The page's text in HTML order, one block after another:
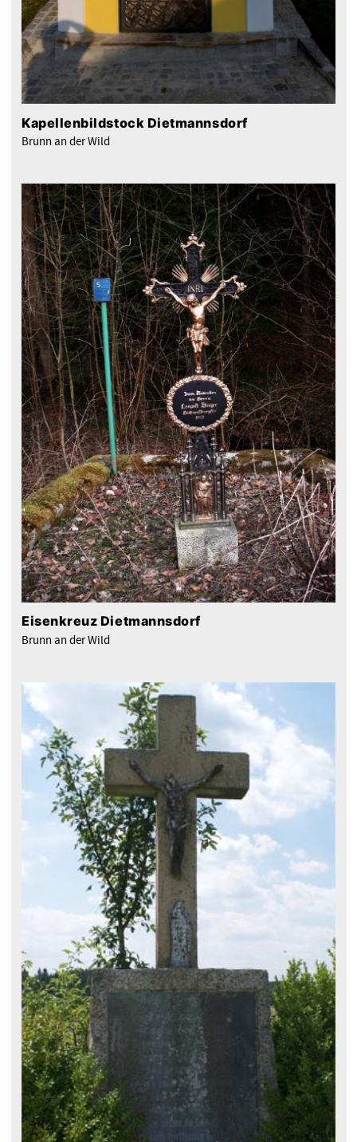
Kapellenbildstock Dietmannsdorf
Brunn an der Wild
Eisenkreuz Dietmannsdorf
Brunn an der Wild